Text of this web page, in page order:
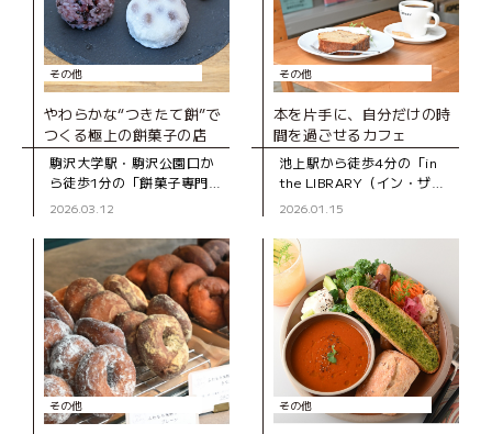
その他
やわらかな“つきたて餅”で
つくる極上の餅菓子の店
駒沢大学駅・駒沢公園口か
ら徒歩1分の「餅菓子専門
KIKYOYA ORII（キキョウ
オープンした和菓子店で
す。 この店を手がける
2026.03.12
その他
本を片手に、自分だけの時
間を過ごせるカフェ
池上駅から徒歩4分の「in
the LIBRARY（イン・ザ・
ライブラリー）」は、2024
ートな図書室”のようなブッ
クカフェ。店内に並
2026.01.15
その他 その他